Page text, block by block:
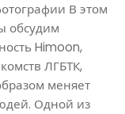
В этом
обсудим
Himoon,
ЛГБТК,
меняет
Одной из